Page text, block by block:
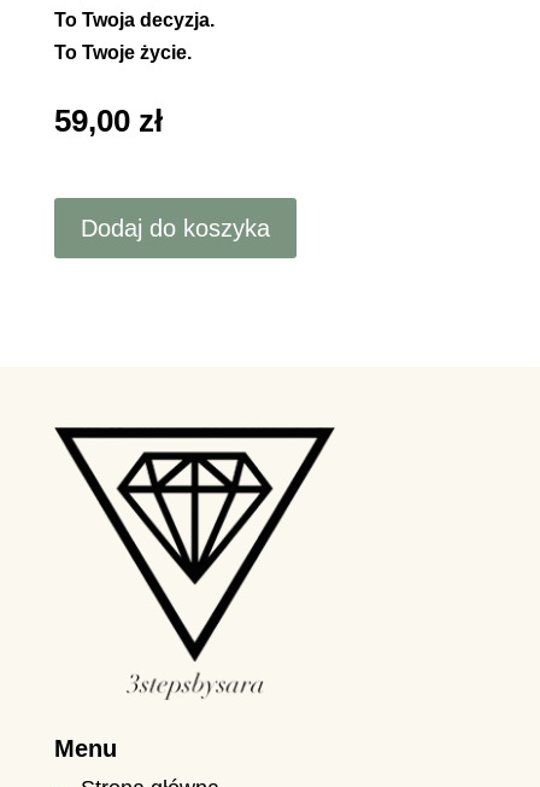
To Twoja decyzja.
To Twoje życie.
59,00 zł
STEPS
Dodaj do koszyka
Menu